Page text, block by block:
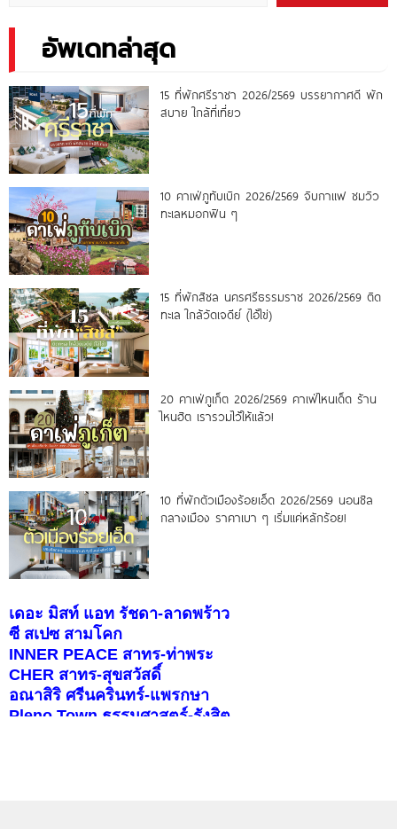
อัพเดทล่าสุด
15 ที่พักศรีราชา 2026/2569 บรรยากาศดี พัก
สบาย ใกล้ที่เที่ยว
10 คาเฟ่ภูทับเบิก 2026/2569 จิบกาแฟ ชมวิว
ทะเลหมอกฟิน ๆ
15 ที่พักสิชล นครศรีธรรมราช 2026/2569 ติด
ทะเล ใกล้วัดเจดีย์ (ไอ้ไข่)
20 คาเฟ่ภูเก็ต 2026/2569 คาเฟ่ไหนเด็ด ร้าน
ไหนฮิต เรารวมไว้ให้แล้ว!
10 ที่พักตัวเมืองร้อยเอ็ด 2026/2569 นอนชิล
กลางเมือง ราคาเบา ๆ เริ่มแค่หลักร้อย!
เดอะ มิสท์ แอท รัชดา-ลาดพร้าว
ซี สเปซ สามโคก
INNER PEACE สาทร-ท่าพระ
CHER สาทร-สุขสวัสดิ์
อณาสิริ ศรีนครินทร์-แพรกษา
Pleno Town ธรรมศาสตร์-รังสิต